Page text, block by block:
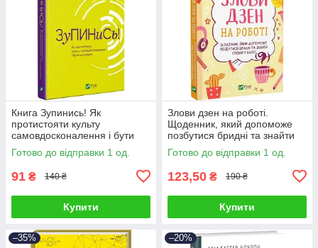
Книга Зупинись! Як
протистояти культу
самовдосконалення і бути
щасливим. Свенн Брікман
Готово до відправки 1 од.
91 ₴ 140 ₴
Купити
Злови дзен на роботі.
Щоденник, який допоможе
позбутися бридні та знайти
спокій у хаосі. Моніка Свіні
Готово до відправки 1 од.
123,50 ₴ 190 ₴
Купити
–35% –20%